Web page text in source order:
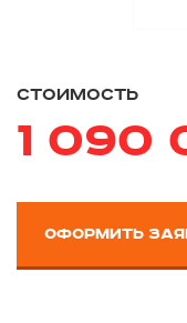
стоимость
1 090
оформить